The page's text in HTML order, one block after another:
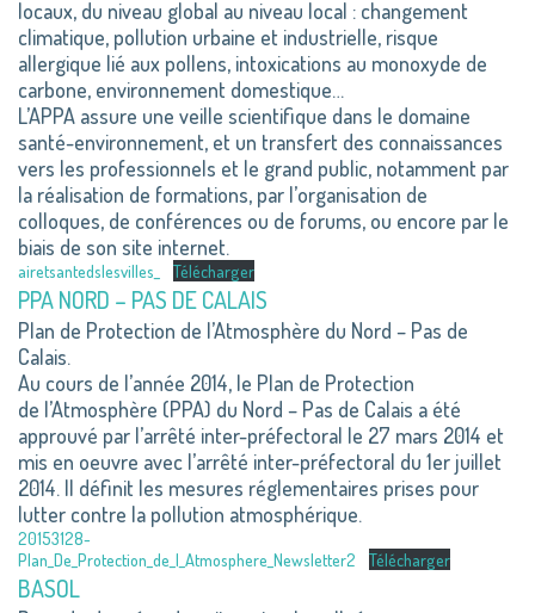
locaux, du niveau global au niveau local : changement
climatique, pollution urbaine et industrielle, risque
allergique lié aux pollens, intoxications au monoxyde de
carbone, environnement domestique…
L’APPA assure une veille scientifique dans le domaine
santé-environnement, et un transfert des connaissances
vers les professionnels et le grand public, notamment par
la réalisation de formations, par l’organisation de
colloques, de conférences ou de forums, ou encore par le
biais de son site internet.
airetsantedslesvilles_ Télécharger
PPA NORD – PAS DE CALAIS
Plan de Protection de l’Atmosphère du Nord – Pas de
Calais.
Au cours de l’année 2014, le Plan de Protection
de l’Atmosphère (PPA) du Nord – Pas de Calais a été
approuvé par l’arrêté inter-préfectoral le 27 mars 2014 et
mis en oeuvre avec l’arrêté inter-préfectoral du 1er juillet
2014. Il définit les mesures réglementaires prises pour
lutter contre la pollution atmosphérique.
20153128-
Plan_De_Protection_de_l_Atmosphere_Newsletter2
Télécharger
BASOL